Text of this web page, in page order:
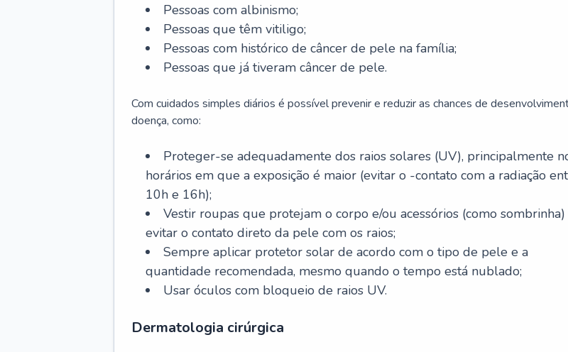
Pessoas com albinismo;
Pessoas que têm vitiligo;
Pessoas com histórico de câncer de pele na família;
Pessoas que já tiveram câncer de pele.
Com cuidados simples diários é possível prevenir e reduzir as chances de
doença, como:
Proteger-se adequadamente dos raios solares (UV), principalmente
horários em que a exposição é maior (evitar o -contato com a radiação
10h e 16h);
Vestir roupas que protejam o corpo e/ou acessórios (como
evitar o contato direto da pele com os raios;
Sempre aplicar protetor solar de acordo com o tipo de pele e a
quantidade recomendada, mesmo quando o tempo está nublado;
Usar óculos com bloqueio de raios UV.
Dermatologia cirúrgica